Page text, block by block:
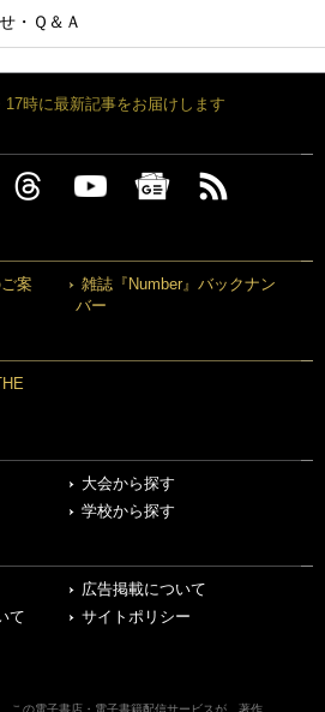
・Ｑ＆Ａ
17時に最新記事をお届けします
案
雑誌『Number』バックナン
バー
大会から探す
学校から探す
広告掲載について
て
サイトポリシー
この電子書店・電子書籍配信サービスが、著作